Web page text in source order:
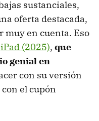
sustanciales,
oferta destacada,
muy en cuenta. Eso
iPad (2025), que
genial en
con su versión
con el cupón